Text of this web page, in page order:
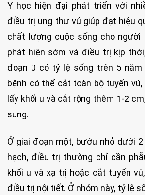
Y học hiện đại phát triển với
điều trị ung thư vú giúp đạt hiệu
chất lượng cuộc sống cho người
phát hiện sớm và điều trị kịp
đoạn 0 có tỷ lệ sống trên 5 năm
bệnh có thể cắt toàn bộ tuyến
lấy khối u và cắt rộng thêm 1-2
sung.
Ở giai đoạn một, bướu nhỏ dưới
hạch, điều trị thường chỉ cần
khối u và xạ trị hoặc cắt tuyến
điều trị nội tiết. Ở nhóm này, tỷ lệ